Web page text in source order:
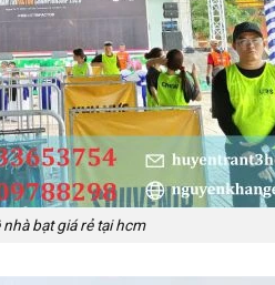
bạt giá rẻ tại hcm